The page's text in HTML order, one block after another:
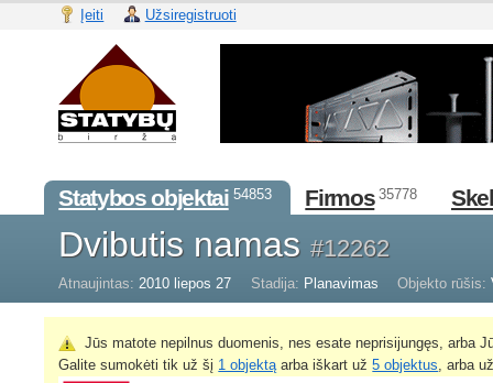
Įeiti Užsiregistruoti
Statybos objektai 54853 Firmos 35778
Dvibutis namas#12262
Atnaujintas: 2010 liepos 27 Stadija: Planavimas Objekto rūšis:
Jūs matote nepilnus duomenis, nes esate neprisijungęs, arba
Galite sumokėti tik už šį 1 objektą arba iškart už5 objektus , arba